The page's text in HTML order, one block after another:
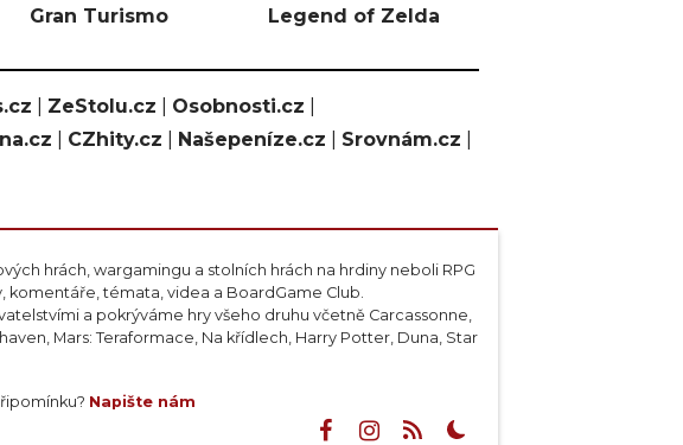
Gran Turismo Legend of Zelda
ZeStolu.cz Osobnosti.cz
CZhity.cz Našepeníze.cz Srovnám.cz
hrách, wargamingu a stolních hrách na hrdiny neboli RPG
komentáře, témata, videa a BoardGame Club.
a pokrýváme hry všeho druhu včetně Carcassonne,
Mars: Teraformace, Na křídlech, Harry Potter, Duna, Star
Napište nám